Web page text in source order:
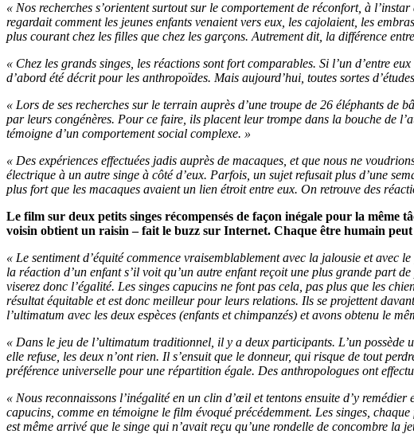
« Nos recherches s’orientent surtout sur le comportement de réconfort, à
regardait comment les jeunes enfants venaient vers eux, les cajolaient, les
plus courant chez les filles que chez les garçons. Autrement dit, la différence
« Chez les grands singes, les réactions sont fort comparables. Si l’un d’entre
d’abord été décrit pour les anthropoïdes. Mais aujourd’hui, toutes sortes
« Lors de ses recherches sur le terrain auprès d’une troupe de 26 éléphants de
par leurs congénères. Pour ce faire, ils placent leur trompe dans la bouche de
témoigne d’un comportement social complexe. »
« Des expériences effectuées jadis auprès de macaques, et que nous ne
électrique à un autre singe à côté d’eux. Parfois, un sujet refusait plus d’une
plus fort que les macaques avaient un lien étroit entre eux. On retrouve des
Le film sur deux petits singes récompensés de façon inégale pour la même
voisin obtient un raisin – fait le buzz sur Internet. Chaque être humain
« Le sentiment d’équité commence vraisemblablement avec la jalousie et avec
la réaction d’un enfant s’il voit qu’un autre enfant reçoit une plus grande part
viserez donc l’égalité. Les singes capucins ne font pas cela, pas plus que les
résultat équitable et est donc meilleur pour leurs relations. Ils se projettent
l’ultimatum avec les deux espèces (enfants et chimpanzés) et avons obtenu le
« Dans le jeu de l’ultimatum traditionnel, il y a deux participants. L’un possède
elle refuse, les deux n’ont rien. Il s’ensuit que le donneur, qui risque de tout
préférence universelle pour une répartition égale. Des anthropologues ont
« Nous reconnaissons l’inégalité en un clin d’œil et tentons ensuite d’y
capucins, comme en témoigne le film évoqué précédemment. Les singes,
est même arrivé que le singe qui n’avait reçu qu’une rondelle de concombre